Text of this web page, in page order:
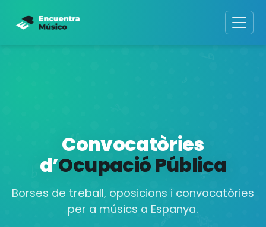
Convocatòries
d’Ocupació Pública
Borses de treball, oposicions i convocatòries
per a músics a Espanya.